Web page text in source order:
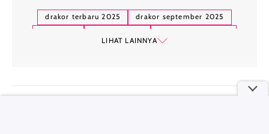
drakor terbaru 2025
drakor september 2025
hallyu-verse
LIHAT LAINNYA